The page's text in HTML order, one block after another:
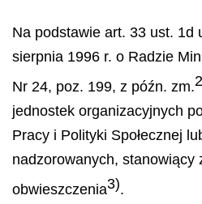
Na podstawie art. 33 ust. 1d
sierpnia 1996 r. o Radzie
Nr 24, poz. 199, z późn. zm.
jednostek organizacyjnych
Pracy i Polityki Społecznej
nadzorowanych, stanowiący
obwieszczenia3).